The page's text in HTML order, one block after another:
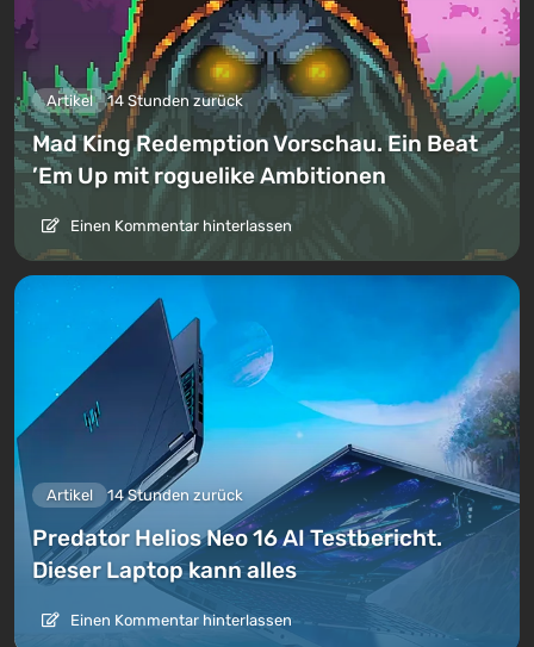
Artikel 14 Stunden zurück
Mad King Redemption Vorschau. Ein Beat
’Em Up mit roguelike Ambitionen
Einen Kommentar hinterlassen
Artikel 14 Stunden zurück
Predator Helios Neo 16 AI Testbericht.
Dieser Laptop kann alles
Einen Kommentar hinterlassen